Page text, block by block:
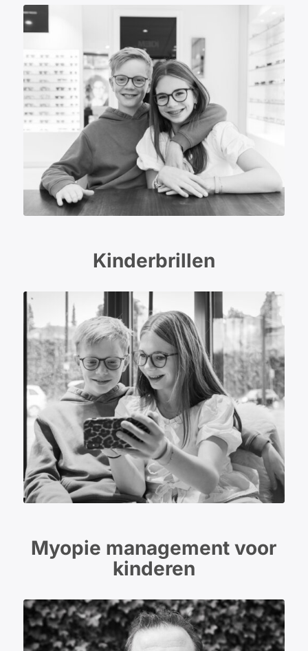
Kinderbrillen
Myopie management voor
kinderen